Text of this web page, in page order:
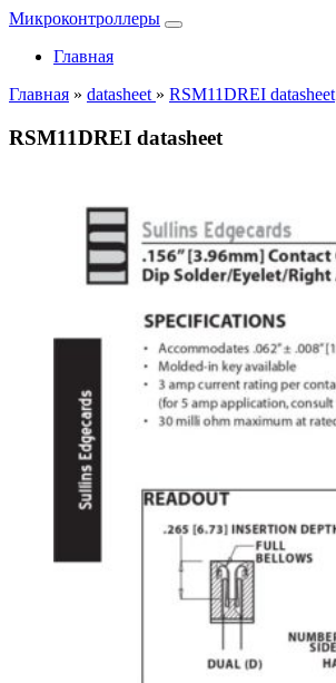
Микроконтроллеры
Главная
Главная » datasheet » RSM11DREI datasheet
RSM11DREI datasheet